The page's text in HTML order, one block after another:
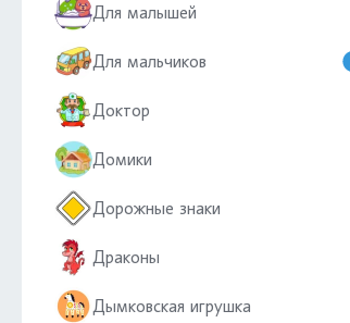
Для малышей
Для мальчиков
Доктор
Домики
Дорожные знаки
Драконы
Дымковская игрушка